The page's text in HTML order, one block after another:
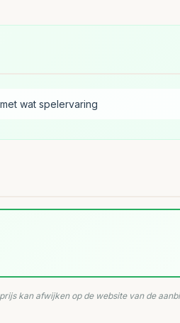
wat spelervaring
kan afwijken op de website van de